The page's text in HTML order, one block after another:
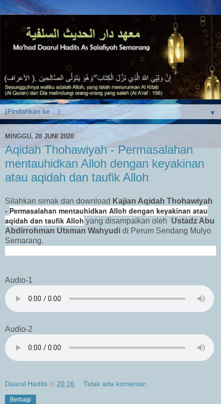
▼
MINGGU, 28 JUNI 2020
Aqidah Thohawiyah - Permasalahan
mentauhidkan Alloh dengan keyakinan
atau aqidah dan taufik Alloh
Silahkan simak dan download Kajian Aqidah Thohawiyah
- Permasalahan mentauhidkan Alloh dengan keyakinan atau
aqidah dan taufik Alloh yang disampaikan oleh Ustadz Abu
Abdirrohman Utsman Wahyudi di Perum Sendang Mulyo
Semarang.
Audio-1
Audio-2
Daarul Hadits di 20.16 Tidak ada komentar:
Berbagi